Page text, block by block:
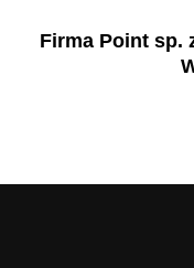
Firma Point sp.